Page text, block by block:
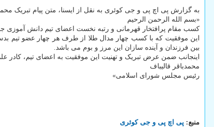
به گزارش پی اچ پی و جی کوئری به نقل از ایسنا، متن پیام تبریک
«بسم الله الرحمن الرحیم
کسب مقام پرافتخار قهرمانی و رتبه نخست اعضای تیم دانش آموزی جمهوری اسلامی
این موفقیت که با کسب چهار مدال طلا از طرف هر چهار عضو تیم
بین فرزندان و آینده سازان این مرز و بوم می باشد.
اینجانب ضمن عرض تبریک و تهنیت این موفقیت به اعضای تیم،
محمدباقر قالیباف
رئیس مجلس شورای اسلامی»
منبع: پی اچ پی و جی كوئری